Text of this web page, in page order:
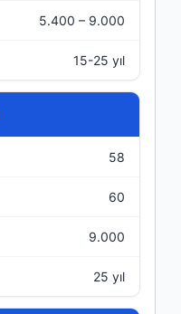
5.400 – 9.000
15-25 yıl
58
60
9.000
25 yıl